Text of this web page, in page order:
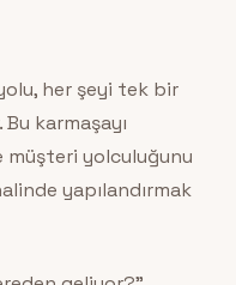
her şeyi tek bir
Bu karmaşayı
müşteri yolculuğunu
yapılandırmak